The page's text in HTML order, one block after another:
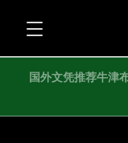
国外文凭推荐牛津